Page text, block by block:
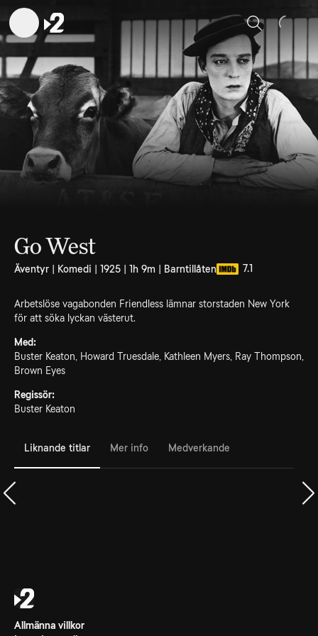
Sök
Go West
Äventyr | Komedi | 1925 | 1h 9m | Barntillåten 7.1
Arbetslöse vagabonden Friendless lämnar storstaden New York
för att söka lyckan västerut.
Med:
Buster Keaton, Howard Truesdale, Kathleen Myers, Ray Thompson,
Brown Eyes
Regissör:
Buster Keaton
Liknande titlar Mer info Medverkande
Allmänna villkor